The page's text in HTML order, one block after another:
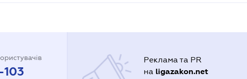
Реклама та PR
на ligazakon.net